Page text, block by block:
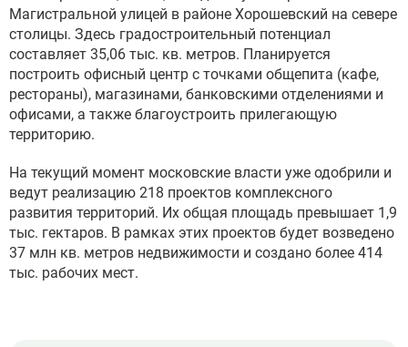
Магистральной улицей в районе Хорошевский на севере
столицы. Здесь градостроительный потенциал
составляет 35,06 тыс. кв. метров. Планируется
построить офисный центр с точками общепита (кафе,
рестораны), магазинами, банковскими отделениями и
офисами, а также благоустроить прилегающую
территорию.
На текущий момент московские власти уже одобрили и
ведут реализацию 218 проектов комплексного
развития территорий. Их общая площадь превышает 1,9
тыс. гектаров. В рамках этих проектов будет возведено
37 млн кв. метров недвижимости и создано более 414
тыс. рабочих мест.